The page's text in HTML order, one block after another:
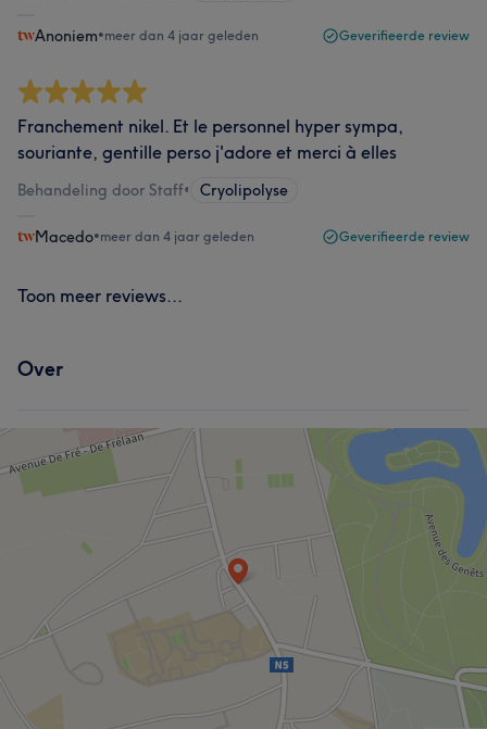
Anoniem•meer dan 4 jaar geleden Geverifieerde review
Franchement nikel. Et le personnel hyper sympa,
souriante, gentille perso j'adore et merci à elles
Behandeling door Staff• Cryolipolyse
Macedo•meer dan 4 jaar geleden Geverifieerde review
Toon meer reviews...
Over